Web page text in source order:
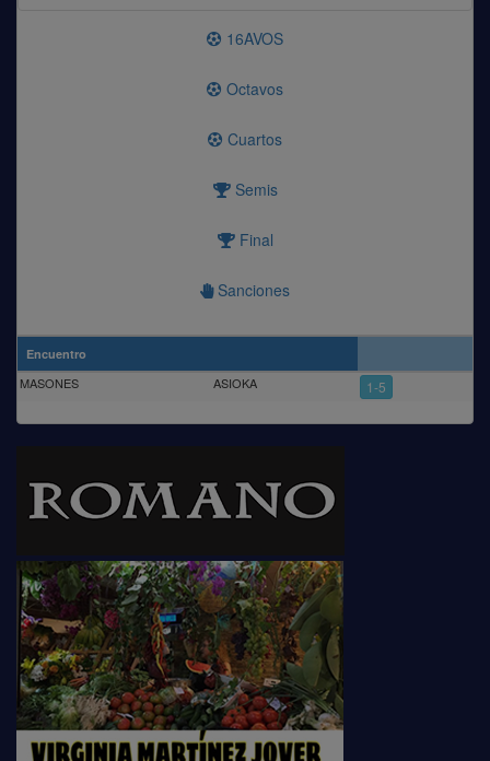
16AVOS
Octavos
Cuartos
Semis
Final
Sanciones
Encuentro
MASONES ASIOKA 1-5